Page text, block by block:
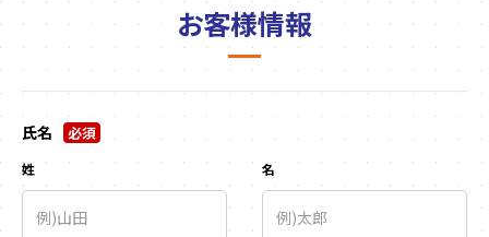
お客様情報
氏名 必須
姓 名